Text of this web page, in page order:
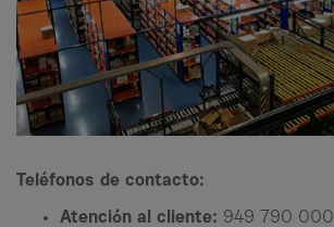
Teléfonos de contacto:
Atención al cliente: 949 790 000